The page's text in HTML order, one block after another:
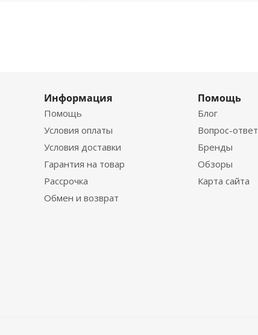
Информация
Помощь
Условия оплаты
Условия доставки
Гарантия на товар
Рассрочка
Обмен и возврат
Помощь
Блог
Вопрос-ответ
Бренды
Обзоры
Карта сайта